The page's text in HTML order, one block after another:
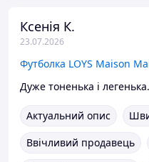
Ксенія К.
23.07.2026
Дуже тоненька і
Актуальний опис
Ввічливий продавець